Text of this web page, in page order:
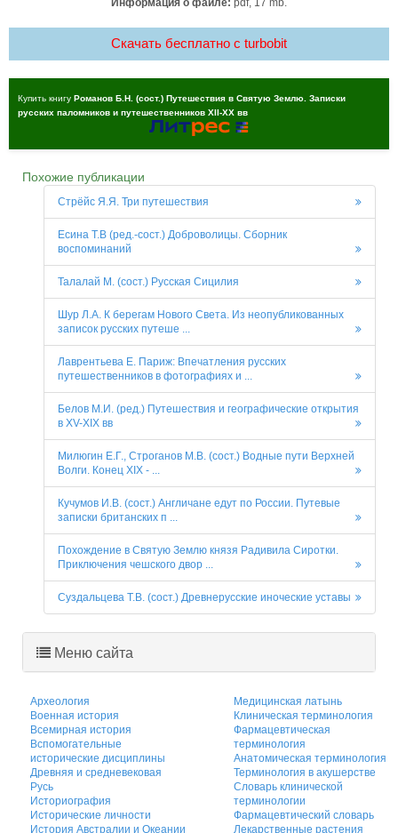
Информация о файле: pdf, 17 mb.
Скачать бесплатно c turbobit
Купить книгу Романов Б.Н. (сост.) Путешествия в Святую Землю. Записки
русских паломников и путешественников XII-XX вв
Похожие публикации
Стрёйс Я.Я. Три путешествия
Есина Т.В (ред.-сост.) Доброволицы. Сборник
воспоминаний
Талалай М. (сост.) Русская Сицилия
Шур Л.А. К берегам Нового Света. Из неопубликованных
записок русских путеше ...
Лаврентьева Е. Париж: Впечатления русских
путешественников в фотографиях и ...
Белов М.И. (ред.) Путешествия и географические открытия
в XV-XIX вв
Милюгин Е.Г., Строганов М.В. (сост.) Водные пути Верхней
Волги. Конец XIX - ...
Кучумов И.В. (сост.) Англичане едут по России. Путевые
записки британских п ...
Похождение в Святую Землю князя Радивила Сиротки.
Приключения чешского двор ...
Суздальцева Т.В. (сост.) Древнерусские иноческие уставы
Меню сайта
Археология
Военная история
Всемирная история
Вспомогательные
исторические дисциплины
Древняя и средневековая
Русь
Историография
Исторические личности
История Австралии и Океании
Медицинская латынь
Клиническая терминология
Фармацевтическая
терминология
Анатомическая терминология
Терминология в акушерстве
Словарь клинической
терминологии
Фармацевтический словарь
Лекарственные растения